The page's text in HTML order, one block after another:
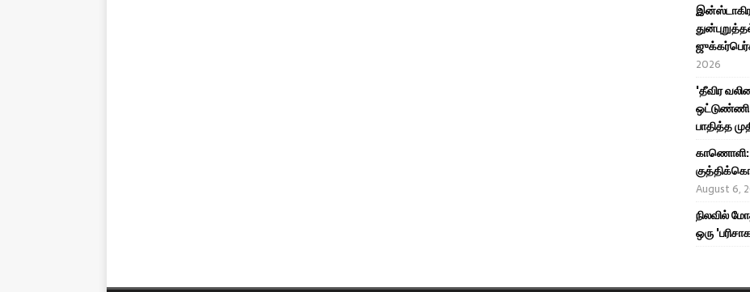
2026
'தீவிர
ஒட்டுண்ணி
பாதித்த
காணொளி:
August 6,
நிலவில்
ஒரு